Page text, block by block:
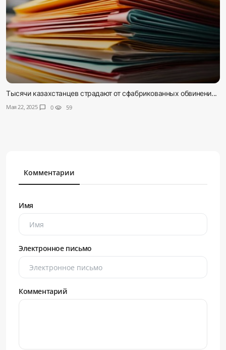
Тысячи казахстанцев страдают от сфабрикованных обвинени...
Мая 22, 2025 chat_bubble 0 visibility 59
Комментарии
Имя
Электронное письмо
Комментарий